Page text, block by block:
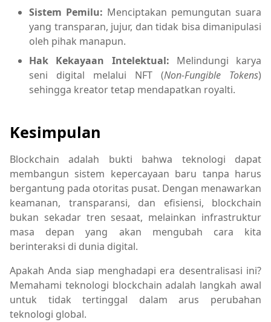
Sistem Pemilu: Menciptakan pemungutan suara
yang transparan, jujur, dan tidak bisa dimanipulasi
oleh pihak manapun.
Hak Kekayaan Intelektual: Melindungi karya
seni digital melalui NFT (Non-Fungible Tokens)
sehingga kreator tetap mendapatkan royalti.
Kesimpulan
Blockchain adalah bukti bahwa teknologi dapat
membangun sistem kepercayaan baru tanpa harus
bergantung pada otoritas pusat. Dengan menawarkan
keamanan, transparansi, dan efisiensi, blockchain
bukan sekadar tren sesaat, melainkan infrastruktur
masa depan yang akan mengubah cara kita
berinteraksi di dunia digital.
Apakah Anda siap menghadapi era desentralisasi ini?
Memahami teknologi blockchain adalah langkah awal
untuk tidak tertinggal dalam arus perubahan
teknologi global.